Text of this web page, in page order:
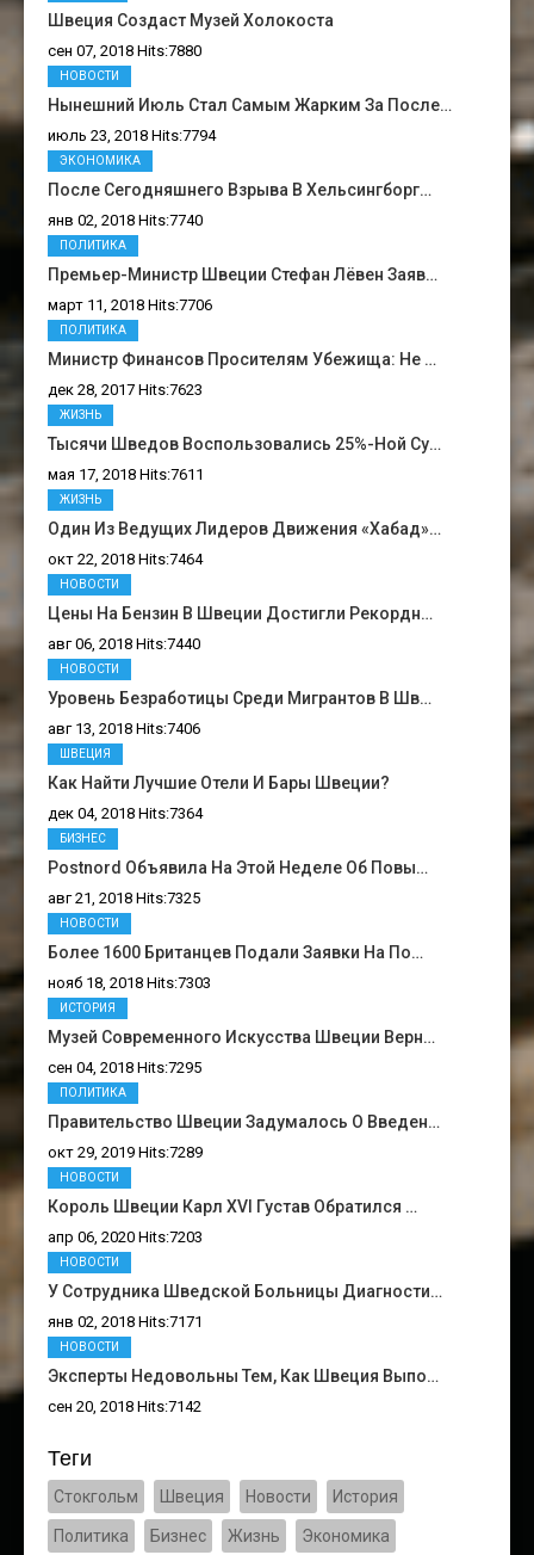
Швеция Создаст Музей Холокоста
сен 07, 2018 Hits:7880
Нынешний Июль Стал Самым Жарким За После…
июль 23, 2018 Hits:7794
НОВОСТИ
После Сегодняшнего Взрыва В Хельсингборг…
янв 02, 2018 Hits:7740
ЭКОНОМИКА
Премьер-Министр Швеции Стефан Лёвен Заяв…
март 11, 2018 Hits:7706
ПОЛИТИКА
Министр Финансов Просителям Убежища: Не …
дек 28, 2017 Hits:7623
ПОЛИТИКА
Тысячи Шведов Воспользовались 25%-Ной Су…
мая 17, 2018 Hits:7611
ЖИЗНЬ
Один Из Ведущих Лидеров Движения «Хабад»…
окт 22, 2018 Hits:7464
ЖИЗНЬ
Цены На Бензин В Швеции Достигли Рекордн…
авг 06, 2018 Hits:7440
НОВОСТИ
Уровень Безработицы Среди Мигрантов В Шв…
авг 13, 2018 Hits:7406
НОВОСТИ
Как Найти Лучшие Отели И Бары Швеции?
дек 04, 2018 Hits:7364
ШВЕЦИЯ
Postnord Объявила На Этой Неделе Об Повы…
авг 21, 2018 Hits:7325
БИЗНЕС
Более 1600 Британцев Подали Заявки На По…
нояб 18, 2018 Hits:7303
НОВОСТИ
Музей Современного Искусства Швеции Верн…
сен 04, 2018 Hits:7295
ИСТОРИЯ
Правительство Швеции Задумалось О Введен…
окт 29, 2019 Hits:7289
ПОЛИТИКА
Король Швеции Карл XVI Густав Обратился …
апр 06, 2020 Hits:7203
НОВОСТИ
У Сотрудника Шведской Больницы Диагности…
янв 02, 2018 Hits:7171
НОВОСТИ
Эксперты Недовольны Тем, Как Швеция Выпо…
сен 20, 2018 Hits:7142
НОВОСТИ
Теги
Стокгольм Швеция Новости История
Политика Бизнес Жизнь Экономика